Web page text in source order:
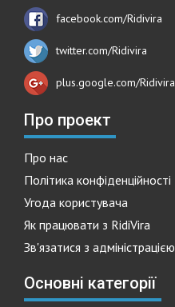
facebook.com/Ridivira
twitter.com/Ridivira
plus.google.com/Ridivira
Про проект
Про нас
Політика конфіденційності
Угода користувача
Як працювати з RidiVira
Зв'язатися з адміністрацією
Основні категорії